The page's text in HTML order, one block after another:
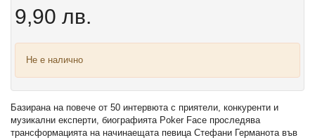
9,90 лв.
Не е налично
Базирана на повече от 50 интервюта с приятели, конкуренти и
музикални експерти, биографията Poker Face проследява
трансформацията на начинаещата певица Стефани Германота във